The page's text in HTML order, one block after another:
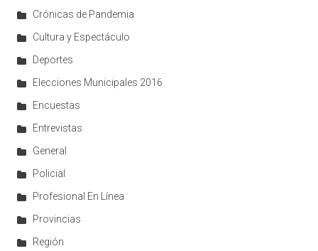
Crónicas de Pandemia
Cultura y Espectáculo
Deportes
Elecciones Municipales 2016
Encuestas
Entrevistas
General
Policial
Profesional En Línea
Provincias
Región